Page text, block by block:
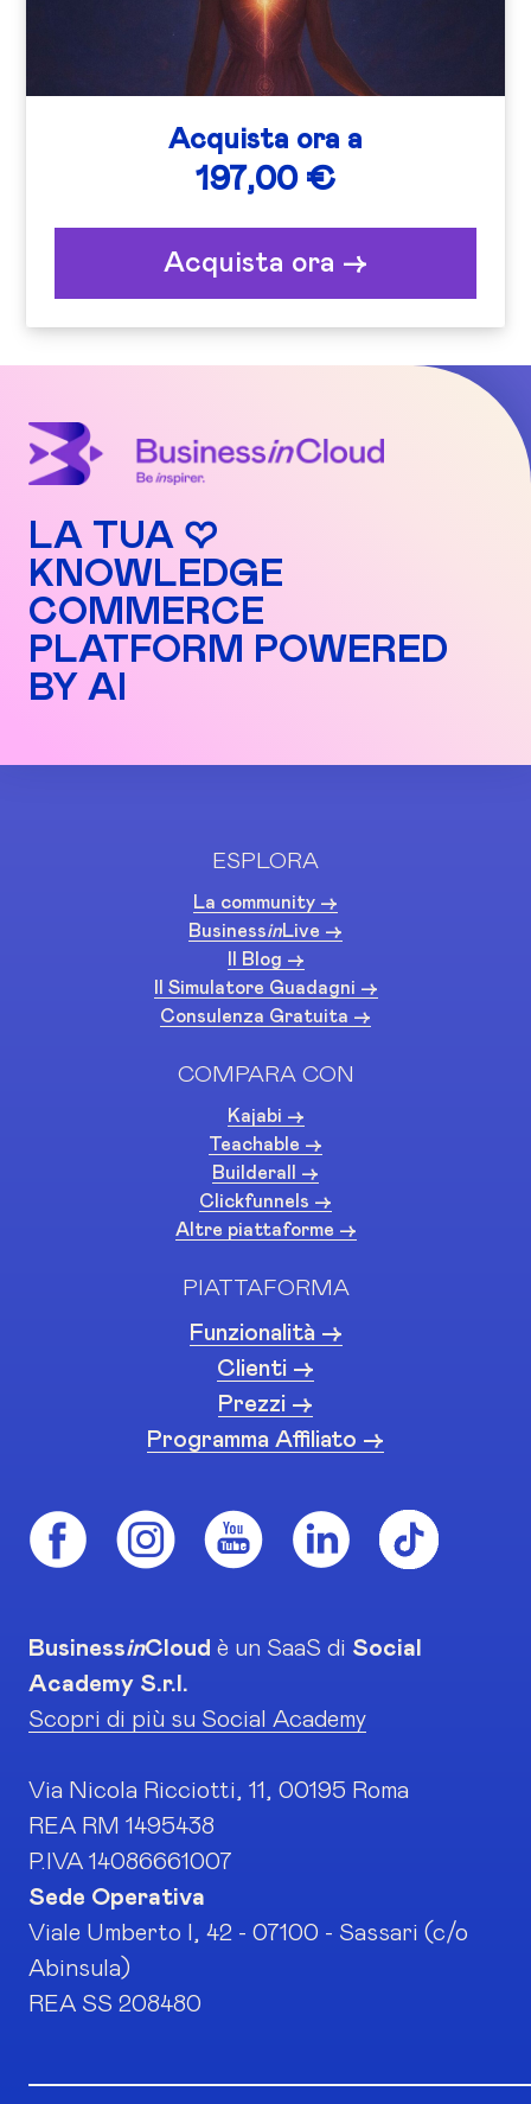
Acquista ora a
197,00 €
Acquista ora ->
LA TUA ♡
KNOWLEDGE
COMMERCE
PLATFORM POWERED
BY AI
ESPLORA
La community ->
BusinessinLive ->
Il Blog ->
Il Simulatore Guadagni ->
Consulenza Gratuita ->
COMPARA CON
Kajabi ->
Teachable ->
Builderall ->
Clickfunnels ->
Altre piattaforme ->
PIATTAFORMA
Funzionalità ->
Clienti ->
Prezzi ->
Programma Affiliato ->
BusinessinCloud è un SaaS di Social
Academy S.r.l.
Scopri di più su Social Academy
Via Nicola Ricciotti, 11, 00195 Roma
REA RM 1495438
P.IVA 14086661007
Sede Operativa
Viale Umberto I, 42 - 07100 - Sassari (c/o
Abinsula)
REA SS 208480